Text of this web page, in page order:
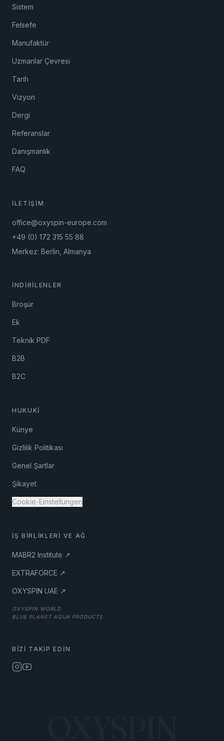
Sistem
Felsefe
Manufaktür
Uzmanlar Çevresi
Tarih
Vizyon
Dergi
Referanslar
Danışmanlık
FAQ
İLETIŞIM
office@oxyspin-europe.com
+49 (0) 172 315 55 88
Merkez: Berlin, Almanya
İNDIRILENLER
Broşür
Ek
Teknik PDF
B2B
B2C
HUKUKI
Künye
Gizlilik Politikası
Genel Şartlar
Şikayet
Cookie-Einstellungen
İŞ BIRLIKLERI VE AĞ
MABR2 Institute ↗
EXTRAFORCE ↗
OXYSPIN UAE ↗
OXYSPIN WORLD
BLUE PLANET AQUA PRODUCTS
BIZI TAKIP EDIN